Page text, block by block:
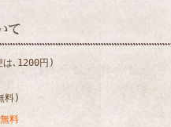
は､1200円)
料)
料